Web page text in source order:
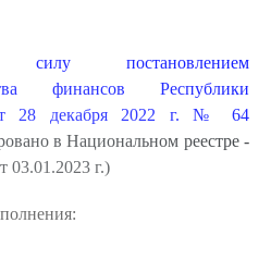
силу постановлением
финансов Республики
28 декабря 2022 г. № 64
в Национальном реестре -
03.01.2023 г.)